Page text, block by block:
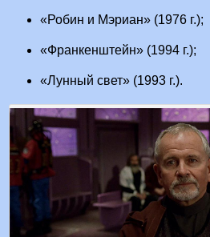
«Робин и Мэриан» (1976 г.);
«Франкенштейн» (1994 г.);
«Лунный свет» (1993 г.).